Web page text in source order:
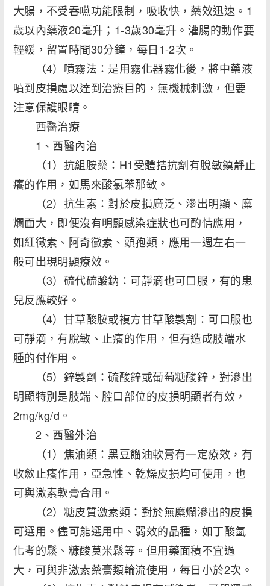
大腸，不受吞嚥功能限制，吸收快，藥效迅速。1
歲以內藥液20毫升；1-3歲30毫升。灌腸的動作要
輕緩，留置時間30分鐘，每日1-2次。
（4）噴霧法：是用霧化器霧化後，將中藥液
噴到皮損處以達到治療目的，無機械刺激，但要
注意保護眼睛。
西醫治療
1、西醫內治
（1）抗組胺藥：H1受體拮抗劑有脫敏鎮靜止
癢的作用，如馬來酸氯苯那敏。
（2）抗生素：對於皮損廣泛、滲出明顯、糜
爛面大，即便沒有明顯感染症狀也可酌情應用，
如紅黴素、阿奇黴素、頭孢類，應用一週左右一
般可出現明顯療效。
（3）硫代硫酸鈉：可靜滴也可口服，有的患
兒反應較好。
（4）甘草酸胺或複方甘草酸製劑：可口服也
可靜滴，有脫敏、止癢的作用，但有造成肢端水
腫的付作用。
（5）鋅製劑：硫酸鋅或葡萄糖酸鋅，對滲出
明顯特別是肢端、腔口部位的皮損明顯者有效，
2mg/kg/d。
2、西醫外治
（1）焦油類：黑豆餾油軟膏有一定療效，有
收斂止癢作用，亞急性、乾燥皮損均可使用，也
可與激素軟膏合用。
（2）糖皮質激素類：對於無糜爛滲出的皮損
可選用。儘可能選用中、弱效的品種，如丁酸氫
化考的鬆、糠酸莫米鬆等。但用藥面積不宜過
大，可與非激素藥膏類輪流使用，每日小於2次。